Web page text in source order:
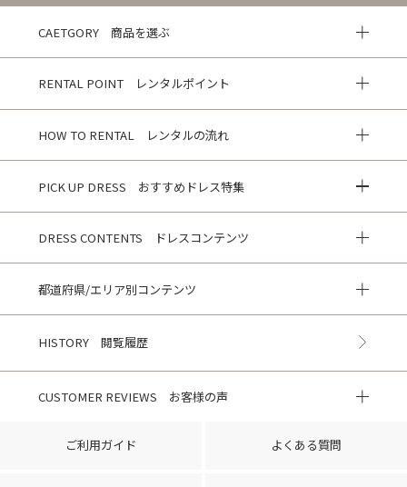
CAETGORY 商品を選ぶ
RENTAL POINT レンタルポイント
HOW TO RENTAL レンタルの流れ
PICK UP DRESS おすすめドレス特集
DRESS CONTENTS ドレスコンテンツ
都道府県/エリア別コンテンツ
HISTORY 閲覧履歴
CUSTOMER REVIEWS お客様の声
ご利用ガイド よくある質問